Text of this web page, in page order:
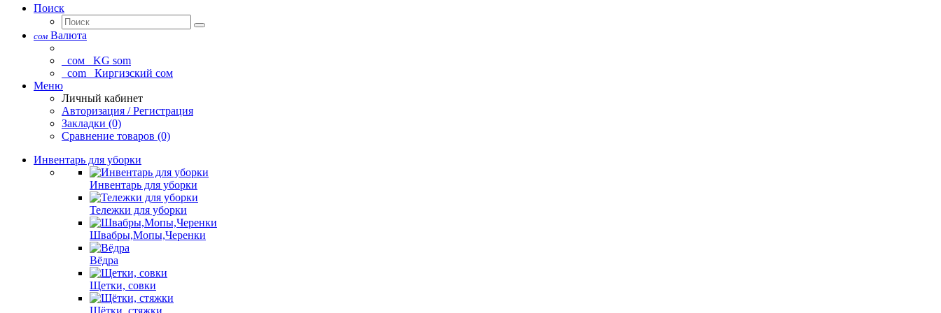
Поиск
сом Валюта
сом KG som
com Киргизский сом
Меню
Личный кабинет
Авторизация / Регистрация
Закладки (0)
Сравнение товаров (0)
Инвентарь для уборки
Инвентарь для уборки
Тележки для уборки
Швабры,Мопы,Черенки
Вёдра
Щетки, совки
Щётки, стяжки